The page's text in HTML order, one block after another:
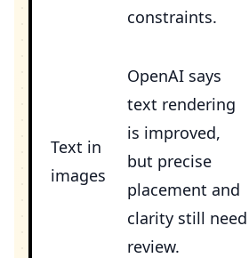
constraints.
Text in
images
OpenAI says
text rendering
is improved,
but precise
placement and
clarity still need
review.